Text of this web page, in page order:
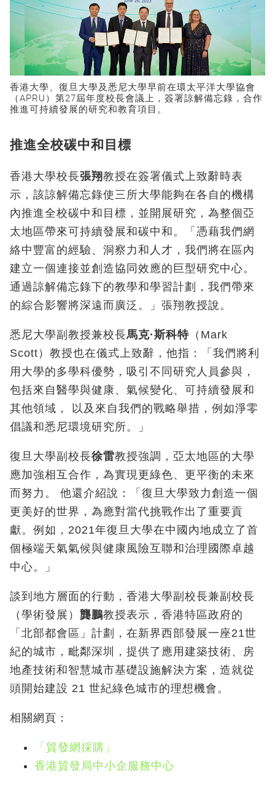
香港大學、復旦大學及悉尼大學早前在環太平洋大學協會
（APRU）第27屆年度校長會議上，簽署諒解備忘錄，合作
推進可持續發展的研究和教育項目。
推進全校碳中和目標
香港大學校長張翔教授在簽署儀式上致辭時表
示，該諒解備忘錄使三所大學能夠在各自的機構
內推進全校碳中和目標，並開展研究，為整個亞
太地區帶來可持續發展和碳中和。「憑藉我們網
絡中豐富的經驗、洞察力和人才，我們將在區內
建立一個連接並創造協同效應的巨型研究中心。
通過諒解備忘錄下的教學和學習計劃，我們帶來
的綜合影響將深遠而廣泛。」張翔教授說。
悉尼大學副教授兼校長馬克·斯科特 （Mark
Scott）教授也在儀式上致辭，他指：「我們將利
用大學的多學科優勢，吸引不同研究人員參與，
包括來自醫學與健康、氣候變化、可持續發展和
其他領域， 以及來自我們的戰略舉措，例如淨零
倡議和悉尼環境研究所。」
復旦大學副校長徐雷教授強調，亞太地區的大學
應加強相互合作，為實現更綠色、更平衡的未來
而努力。 他還介紹說：「復旦大學致力創造一個
更美好的世界，為應對當代挑戰作出了重要貢
獻。例如，2021年復旦大學在中國內地成立了首
個極端天氣氣候與健康風險互聯和治理國際卓越
中心。」
談到地方層面的行動，香港大學副校長兼副校長
（學術發展） 龔鵬教授表示，香港特區政府的
「北部都會區」計劃，在新界西部發展一座21世
紀的城市，毗鄰深圳，提供了應用建築技術、房
地產技術和智慧城市基礎設施解決方案，造就從
頭開始建設 21 世紀綠色城市的理想機會。
相關網頁：
「貿發網採購」
香港貿發局中小企服務中心